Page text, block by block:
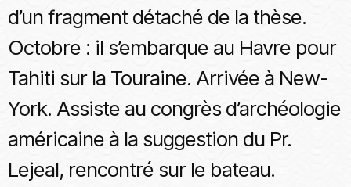
d’un fragment détaché de la thèse.
Octobre : il s’embarque au Havre pour
Tahiti sur la Touraine. Arrivée à New-
York. Assiste au congrès d’archéologie
américaine à la suggestion du Pr.
Lejeal, rencontré sur le bateau.